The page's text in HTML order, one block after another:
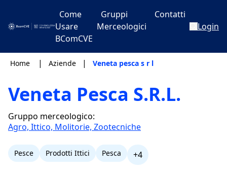
Come
Usare
BComCVE
Gruppi
Merceologici
Contatti
Login
Home | Aziende | Veneta pesca s r l
Veneta Pesca S.R.L.
Gruppo merceologico:
Agro, Ittico, Molitorie, Zootecniche
Pesce Prodotti Ittici Pesca +4